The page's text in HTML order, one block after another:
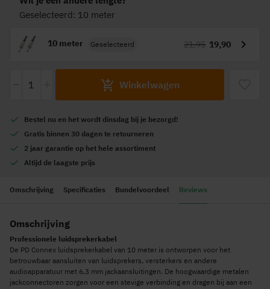
Geselecteerd: 10 meter
10 meter Geselecteerd 19,90
21,95
Winkelwagen
Bestel nu en het wordt dinsdag bij je bezorgd!
Gratis binnen 30 dagen te retourneren
2 jaar garantie op het hele assortiment
Altijd de laagste prijs
afbeeldingen-
gallerij
Omschrijving Specificaties Bundelvoordeel Reviews
Omschrijving
Professionele luidsprekerkabel
De PD Connex luidsprekerkabel van 10 meter is ontworpen voor het
betrouwbaar aansluiten van luidsprekers, versterkers en andere
audioapparatuur met 6,3 mm jackaansluitingen. De hoogwaardige metalen
jackconnectoren zorgen voor een stevige verbinding en dragen bij aan een